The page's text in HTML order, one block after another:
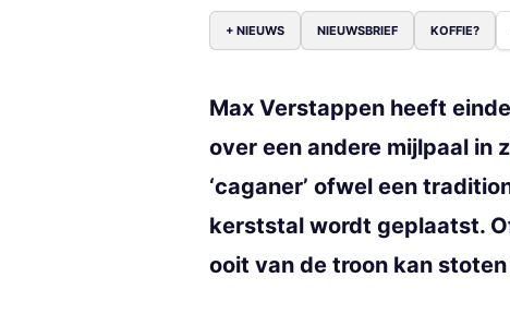
+ NIEUWS NIEUWSBRIEF KOFFIE?
Max Verstappen heeft
over een andere mijlpaal in
‘caganer’ ofwel een
kerststal wordt geplaatst.
ooit van de troon kan